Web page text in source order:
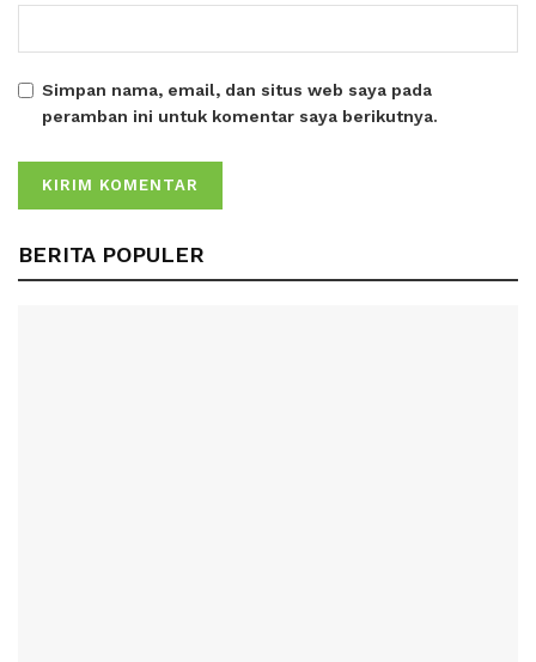
Simpan nama, email, dan situs web saya pada
peramban ini untuk komentar saya berikutnya.
BERITA POPULER